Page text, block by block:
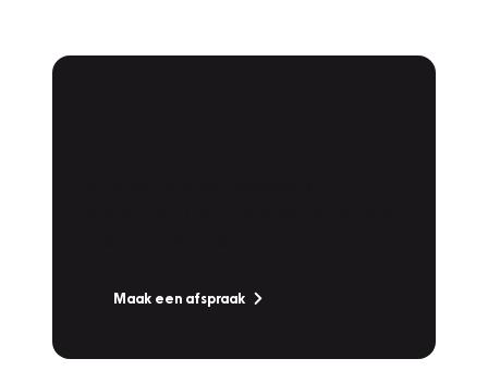
Maak een afspraak